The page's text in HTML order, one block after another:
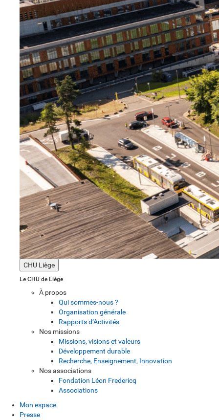
CHU Liège
Le CHU de Liège
À propos
Qui sommes-nous ?
Organisation générale
Rapports d’Activités
Nos missions
Missions, visions et valeurs
Développement durable
Recherche, Enseignement, Innovation
Nos associations
Fondation Léon Fredericq
Associations
Mon espace
Presse